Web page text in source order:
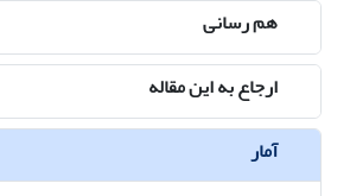
هم رسانی
ارجاع به این مقاله
آمار